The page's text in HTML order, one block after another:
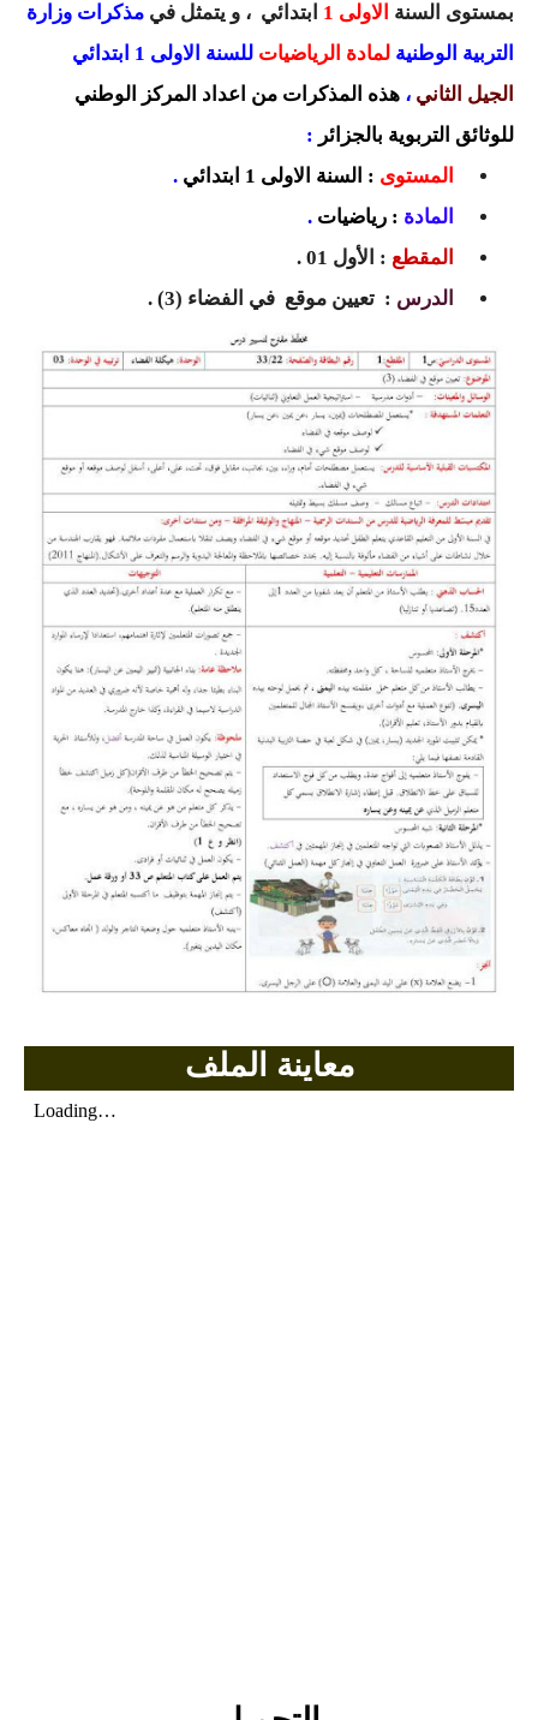
السنة الثانية متوسط
السنة الثالثة متوسط
شهادة التعليم المتوسط
محفظة الأستاذ
بنك مذكرات الاستاذ
بنك التوزيعات الشهرية
دفاتر استاذ التعليم الابتدائي
المسابقات المهنية
البحوث الجاهزة
بحوث اللغة العربية
بحوث الرياضيات
بحوث التاريخ و الجغرافيا
بحوث الفيزياء و الكيمياء
بحوث العلوم الطبيعية
بحوث اللغة الفرنسية
بحوث اللغة الانجليزية
بمستوى السنة الاولى 1 ابتدائي ، و يتمثل في مذكرات وزارة
التربية الوطنية لمادة الرياضيات للسنة الاولى 1 ابتدائي
الجيل الثاني ، هذه المذكرات من اعداد المركز الوطني
للوثائق التربوية بالجزائر :
المستوى : السنة الاولى 1 ابتدائي
.
المادة : رياضيات .
المقطع : الأول 01 .
الدرس : تعيين موقع في الفضاء (3) .
معاينة الملف